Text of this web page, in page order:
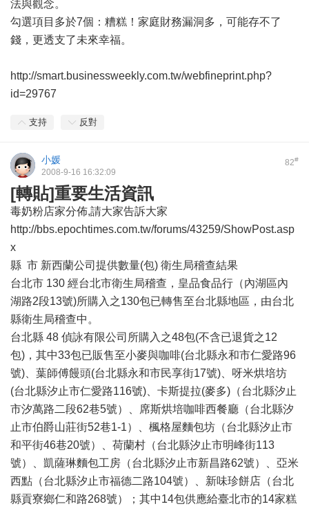
法與觀念。
勾選項目多於7個：糟糕！家庭財務漏洞多，可能存不了
錢，更透支了未來幸福。
http://smart.businessweekly.com.tw/webfineprint.php?
id=29767
支持 反對
82#
小媛
2008-9-16 16:32:09
[轉貼]重要生活資訊
毒奶粉店家分佈,請大家告訴大家
http://bbs.epochtimes.com.tw/forums/43259/ShowPost.asp
x
縣 市 新西蘭公司提供數量(包) 衛生局稽查結果
台北市 130 經台北市衛生局稽查，皇品食品行（內湖區內
湖路2段13號)所購入之130包已轉售至台北縣地區，由台北
縣衛生局稽查中。
台北縣 48 偵詠有限公司所購入之48包(不含已退貨之12
包)，其中33包已販售至小麥與咖啡(台北縣永和市仁愛路96
號)、葉師傅饅頭(台北縣永和市民享街17號)、呀米烘培坊
(台北縣汐止市仁愛路116號)、卡斯提拉(麥多)（台北縣汐止
市汐萬路二段62巷5號）、席斯烘培咖啡西餐廳（台北縣汐
止市伯爵山莊街52巷1-1）、楓格屋麵包坊（台北縣汐止市
和平街46巷20號）、荷蘭村（台北縣汐止市明峰街113
號）、凱薩琳麵包工房（台北縣汐止市新昌路62號）、亞米
西點（台北縣汐止市福德二路104號）、新味珍餅店（台北
縣貢寮鄉仁和路268號）；其中14包供應給臺北市的14家糕